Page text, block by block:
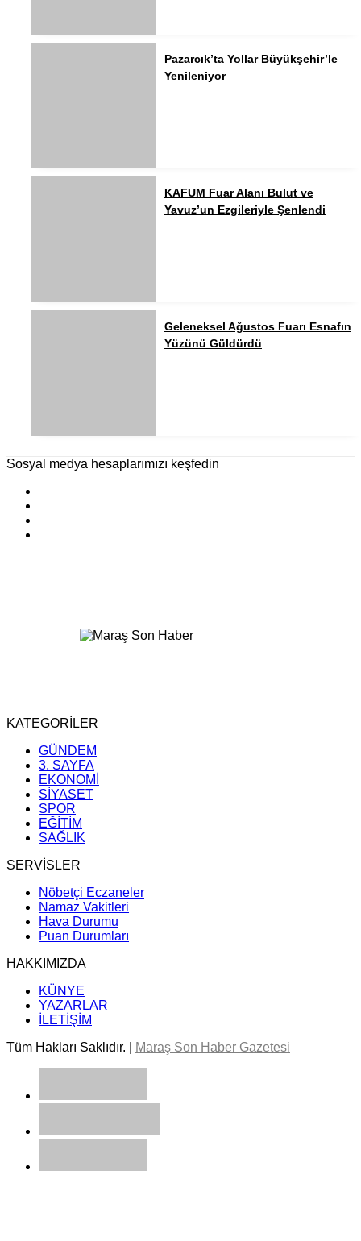
Pazarcık’ta Yollar Büyükşehir’le
Yenileniyor
KAFUM Fuar Alanı Bulut ve
Yavuz’un Ezgileriyle Şenlendi
Geleneksel Ağustos Fuarı Esnafın
Yüzünü Güldürdü
Sosyal medya hesaplarımızı keşfedin
KATEGORİLER
GÜNDEM
3. SAYFA
EKONOMİ
SİYASET
SPOR
EĞİTİM
SAĞLIK
SERVİSLER
Nöbetçi Eczaneler
Namaz Vakitleri
Hava Durumu
Puan Durumları
HAKKIMIZDA
KÜNYE
YAZARLAR
İLETİŞİM
Tüm Hakları Saklıdır. |
Maraş Son Haber Gazetesi